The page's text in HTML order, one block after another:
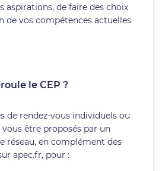
aspirations, de faire des choix
de vos compétences actuelles
le CEP ?
de rendez-vous individuels ou
être proposés par un
réseau, en complément des
apec.fr, pour :